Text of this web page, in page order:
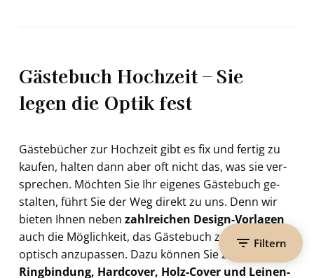
Filtern
Gästebuch Hochzeit – Sie
legen die Optik fest
Gäs­te­bü­cher zur Hoch­zeit gibt es fix und fer­tig zu
kau­fen, hal­ten dann aber oft nicht das, was sie ver­
spre­chen. Möch­ten Sie Ihr ei­ge­nes Gäs­te­buch ge­
stal­ten, führt Sie der Weg di­rekt zu uns. Denn wir
bie­ten Ihnen neben zahl­rei­chen Design-​Vorlagen
auch die Mög­lich­keit, das Gäs­te­buch zur Hoch­zeit
op­tisch an­zu­pas­sen. Dazu kön­nen Sie zwi­schen
Ring­bin­dung, Hard­co­ver, Holz-​Cover und Leinen-​